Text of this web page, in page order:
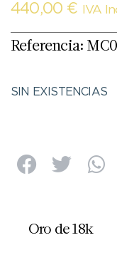
440,00 € IVA
Referencia:
SIN EXISTENCIAS
Oro de 18k